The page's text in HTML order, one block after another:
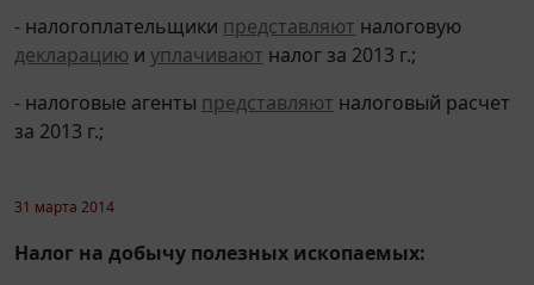
- налогоплательщики представляют налоговую
декларацию и уплачивают налог за 2013 г.;
- налоговые агенты представляют налоговый расчет
за 2013 г.;
31 марта 2014
Налог на добычу полезных ископаемых: